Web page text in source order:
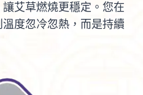
艾草燃燒更穩定。您在
度忽冷忽熱，而是持續